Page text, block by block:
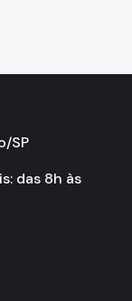
SP
das 8h às